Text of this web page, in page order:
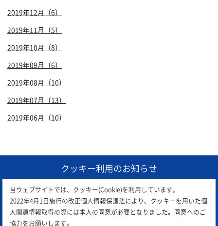
2019年12月（6）
2019年11月（5）
2019年10月（8）
2019年09月（6）
2019年08月（10）
2019年07月（13）
2019年06月（10）
1
クッキー利用のお知らせ
当ウェブサイトでは、クッキー(Cookie)を利用しています。
2022年4月1日施行の改正個人情報保護法により、クッキーを用いた個
人関連情報取得の際には本人の同意が必要となりました。同意へのご
協力をお願いします。